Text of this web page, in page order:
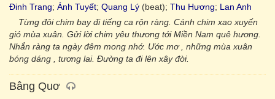
Đinh Trang; Ánh Tuyết; Quang Lý (beat); Thu Hương; Lan Anh
Từng đôi chim bay đi tiếng ca rộn ràng. Cánh chim xao xuyến
gió mùa xuân. Gửi lời chim yêu thương tới Miền Nam quê hương.
Nhắn ràng ta ngày đêm mong nhớ. Ước mơ , những mùa xuân
bóng dáng , tương lai. Đường ta đi lên xây đời.
Bâng Quơ